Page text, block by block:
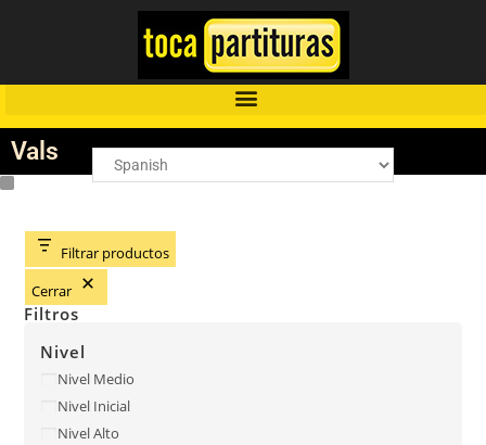
Vals
Filtrar productos
Cerrar
Filtros
Nivel
Nivel Medio
Nivel Inicial
Nivel Alto